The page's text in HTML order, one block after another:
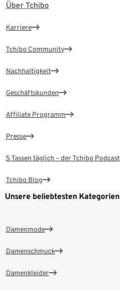
Über Tchibo
Karriere
Tchibo Community
Nachhaltigkeit
Geschäftskunden
Affiliate Programm
Presse
5 Tassen täglich – der Tchibo Podcast
Tchibo Blog
Unsere beliebtesten Kategorien
Damenmode
Damenschmuck
Damenkleider